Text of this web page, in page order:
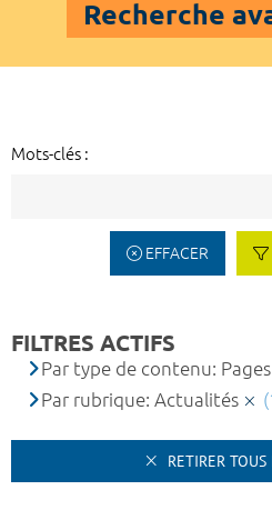
Recherche
Mots-clés :
EFFACER
FILTRES ACTIFS
Par type de contenu: Pages
Par rubrique: Actualités
RETIRER TOUS